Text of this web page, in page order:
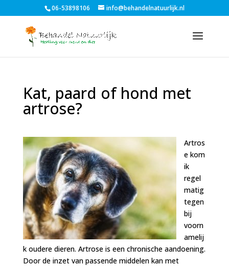
06-53898106 info@behandelnatuurlijk.nl
Kat, paard of hond met
artrose?
Artros
e kom
ik
regel
matig
tegen
bij
voorn
amelij
k oudere dieren. Artrose is een chronische aandoening.
Door de inzet van passende middelen kan met